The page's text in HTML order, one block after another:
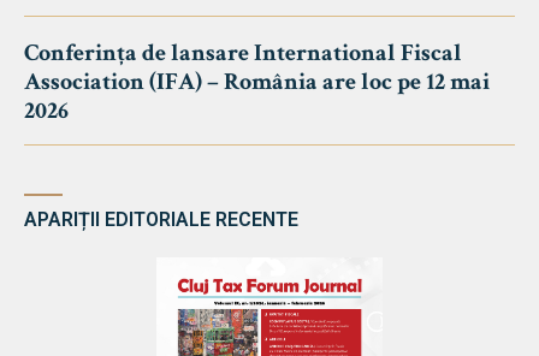
Conferința de lansare International Fiscal
Association (IFA) – România are loc pe 12 mai
2026
APARIȚII EDITORIALE RECENTE